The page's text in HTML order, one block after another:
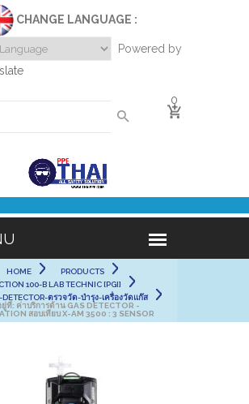
CHANGE LANGUAGE :
Powered by
0
HOME
PRODUCTS
100-B LAB TECHNIC [PGI]
DETECTOR-ตรวจวัด-บำรุง-เครื่องวัดแก๊ส
ที่: ค่าบริการด้าน GAS DETECTOR -
สอบเทียบ X-AM 3500 : 3 SENSOR